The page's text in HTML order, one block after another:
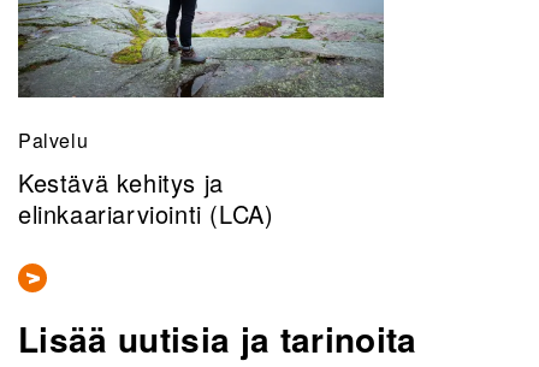
Palvelu
Kestävä kehitys ja
elinkaariarviointi (LCA)
Lisää uutisia ja tarinoita